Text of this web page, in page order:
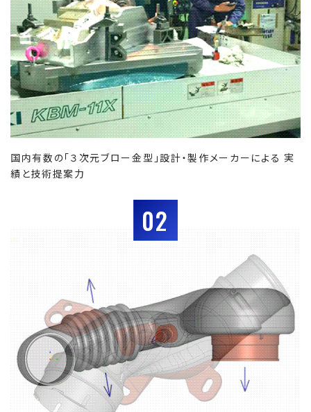
国内有数の「３次元ブロー金型」設計・製作メーカーによる 実
績と技術提案力
02